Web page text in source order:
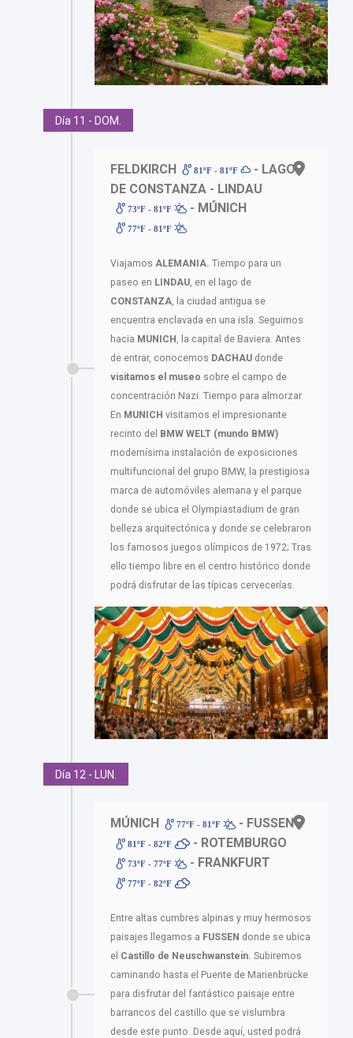
Día 11 - DOM.
FELDKIRCH 81ºF - 81ºF
- LAGO
DE CONSTANZA - LINDAU
73ºF - 81ºF - MÚNICH
77ºF - 81ºF
Viajamos ALEMANIA. Tiempo para un
paseo en LINDAU , en el lago de
CONSTANZA , la ciudad antigua se
encuentra enclavada en una isla. Seguimos
hacia MUNICH , la capital de Baviera. Antes
de entrar, conocemos DACHAU donde
visitamos el museo sobre el campo de
concentración Nazi. Tiempo para almorzar.
En MUNICH visitamos el impresionante
recinto del BMW WELT (mundo BMW)
modernísima instalación de exposiciones
multifuncional del grupo BMW, la prestigiosa
marca de automóviles alemana y el parque
donde se ubica el Olympiastadium de gran
belleza arquitectónica y donde se celebraron
los famosos juegos olímpicos de 1972; Tras
ello tiempo libre en el centro histórico donde
podrá disfrutar de las típicas cervecerías.
Día 12 - LUN.
MÚNICH 77ºF - 81ºF - FUSSEN
81ºF - 82ºF - ROTEMBURGO
73ºF - 77ºF - FRANKFURT
77ºF - 82ºF
Entre altas cumbres alpinas y muy hermosos
paisajes llegamos a FUSSEN donde se ubica
el Castillo de Neuschwanstein. Subiremos
caminando hasta el Puente de Marienbrücke
para disfrutar del fantástico paisaje entre
barrancos del castillo que se vislumbra
desde este punto. Desde aquí, usted podrá